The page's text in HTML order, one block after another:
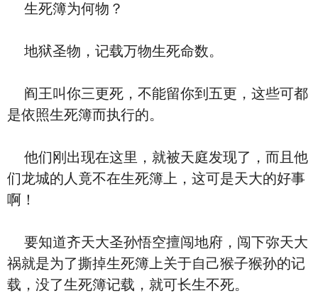
生死簿为何物？
地狱圣物，记载万物生死命数。
阎王叫你三更死，不能留你到五更，这些可都
是依照生死簿而执行的。
他们刚出现在这里，就被天庭发现了，而且他
们龙城的人竟不在生死簿上，这可是天大的好事
啊！
要知道齐天大圣孙悟空擅闯地府，闯下弥天大
祸就是为了撕掉生死簿上关于自己猴子猴孙的记
载，没了生死簿记载，就可长生不死。